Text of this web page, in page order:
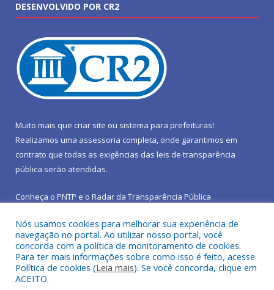
DESENVOLVIDO POR CR2
Muito mais que criar site ou sistema para prefeituras!
Realizamos uma assessoria completa, onde garantimos em
contrato que todas as exigências das leis de transparência
pública serão atendidas.
Conheça o PNTP e o Radar da Transparência Pública
Todos os direitos reservados a Prefeitura Municipal de São João
do Araguaia.
Nós usamos cookies para melhorar sua experiência de
navegação no portal. Ao utilizar nosso portal, você
concorda com a política de monitoramento de cookies.
Para ter mais informações sobre como isso é feito, acesse
Política de cookies (Leia mais). Se você concorda, clique em
ACEITO.